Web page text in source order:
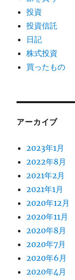
投資
投資信託
日記
株式投資
買ったもの
アーカイブ
2023年1月
2022年8月
2021年2月
2021年1月
2020年12月
2020年11月
2020年8月
2020年7月
2020年6月
2020年4月